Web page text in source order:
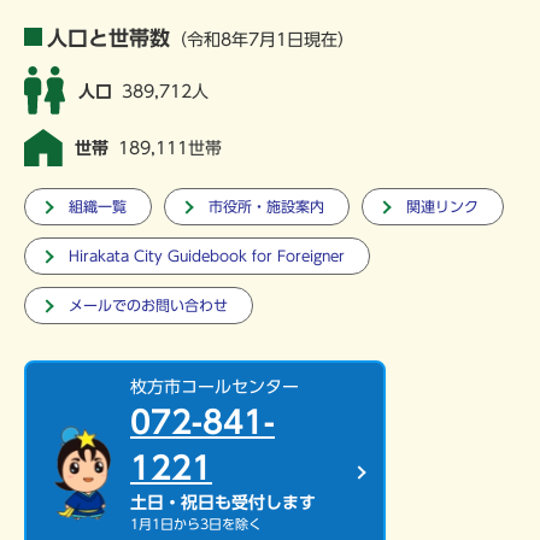
人口と世帯数 （令和8年7月1日現在）
人口 389,712人
世帯 189,111世帯
組織一覧 市役所・施設案内 関連リンク
Hirakata City Guidebook for Foreigner
メールでのお問い合わせ
枚方市コールセンター
072-841-
1221
土日・祝日も受付します
1月1日から3日を除く